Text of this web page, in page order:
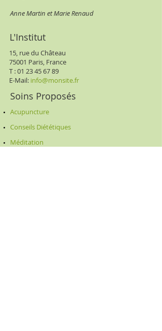
Anne Martin et Marie Renaud
L'Institut
15, rue du Château
75001 Paris, France
T : 01 23 45 67 89
​E-Mail: info@monsite.fr
Soins Proposés
Acupuncture
Conseils Diététiques
Méditation